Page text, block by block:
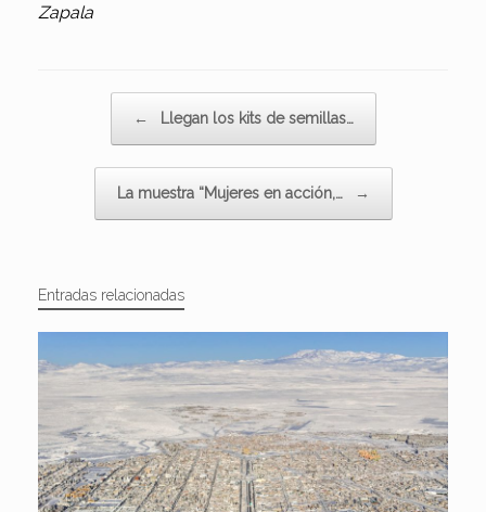
Zapala
← Llegan los kits de semillas…
La muestra “Mujeres en acción,… →
Entradas relacionadas